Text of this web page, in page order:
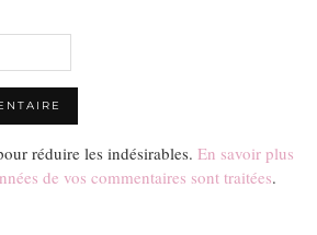
réduire les indésirables. En savoir plus
de vos commentaires sont traitées.